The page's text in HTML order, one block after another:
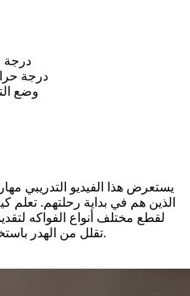
درجة
درجة
وضع
يستعرض هذا الفيديو التدريبي
الذين هم في بداية رحلتهم.
لقطع مختلف أنواع الفواكه
تقلل من الهدر باستخدام كل أجزاء الفاكهة أو الخضار.